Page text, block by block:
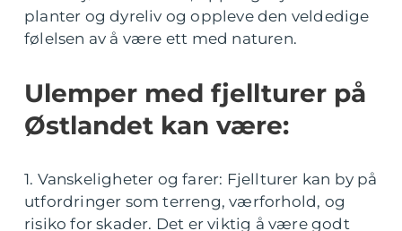
planter og dyreliv og oppleve den veldedige
følelsen av å være ett med naturen.
Ulemper med fjellturer på
Østlandet kan være:
1. Vanskeligheter og farer: Fjellturer kan by på
utfordringer som terreng, værforhold, og
risiko for skader. Det er viktig å være godt